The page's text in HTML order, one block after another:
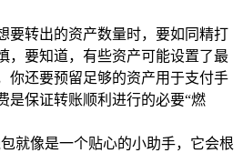
要转出的资产数量时，要如同精打
，要知道，有些资产可能设置了最
你还要预留足够的资产用于支付手
是保证转账顺利进行的必要“燃
包就像是一个贴心的小助手，它会根